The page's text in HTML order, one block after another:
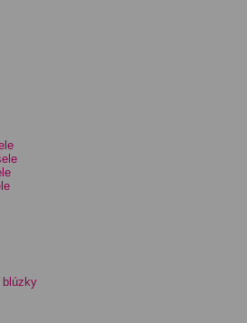
blúzky